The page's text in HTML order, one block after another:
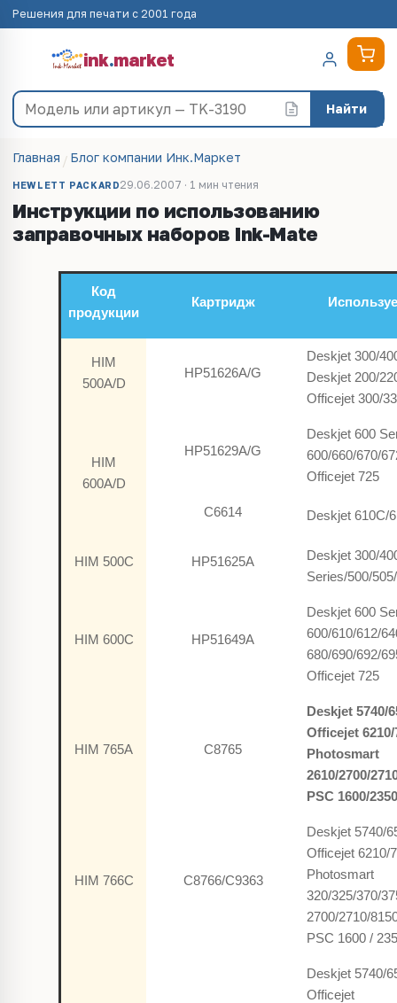
Решения для печати с 2001 года
ink.market
Найти
Главная Блог компании Инк.Маркет
HEWLETT PACKARD29.06.2007 · 1 мин чтения
Инструкции по использованию
заправочных наборов Ink-Mate
Код
продукции
Картридж
HIM
500A/D
HP51626A/G
Deskjet 300/
Deskjet 200/
Officejet 300/
HIM
600A/D
HP51629A/G
Deskjet 600
600/660/670/
Officejet 725
C6614 Deskjet 610C/
HIM 500C HP51625A
Deskjet 300/
Series/500/
HIM 600C HP51649A
Deskjet 600
600/610/612/
680/690/692/
Officejet 725
HIM 765A C8765
Deskjet 5740/
Officejet
Photosmart
2610/2700/
PSC 1600/2350
HIM 766C C8766/C9363
Deskjet 5740/
Officejet 6210/
Photosmart
320/325/370/
2700/2710/
PSC 1600 /
Deskjet 5740/
Officejet